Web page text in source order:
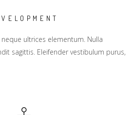
ultrices elementum. Nulla
sagittis. Eleifender vestibulum purus,